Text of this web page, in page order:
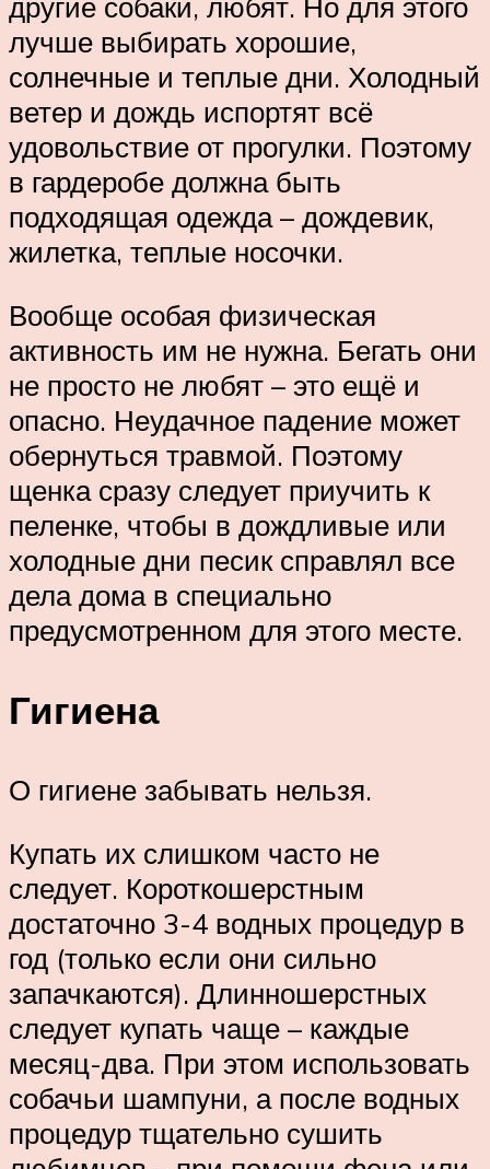
другие собаки, любят. Но для этого
лучше выбирать хорошие,
солнечные и теплые дни. Холодный
ветер и дождь испортят всё
удовольствие от прогулки. Поэтому
в гардеробе должна быть
подходящая одежда – дождевик,
жилетка, теплые носочки.
Вообще особая физическая
активность им не нужна. Бегать они
не просто не любят – это ещё и
опасно. Неудачное падение может
обернуться травмой. Поэтому
щенка сразу следует приучить к
пеленке, чтобы в дождливые или
холодные дни песик справлял все
дела дома в специально
предусмотренном для этого месте.
Гигиена
О гигиене забывать нельзя.
Купать их слишком часто не
следует. Короткошерстным
достаточно 3-4 водных процедур в
год (только если они сильно
запачкаются). Длинношерстных
следует купать чаще – каждые
месяц-два. При этом использовать
собачьи шампуни, а после водных
процедур тщательно сушить